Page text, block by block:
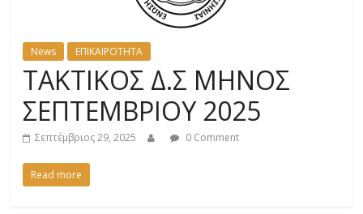
News ΕΠΙΚΑΙΡΟΤΗΤΑ
ΤΑΚΤΙΚΟΣ Δ.Σ ΜΗΝΟΣ
ΣΕΠΤΕΜΒΡΙΟΥ 2025
Σεπτέμβριος 29, 2025 0 Comment
Read more